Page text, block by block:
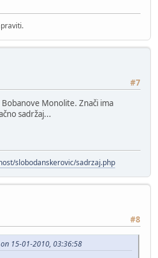
#7
Monolite. Znači ima
sadržaj...
slobodanskerovic/sadrzaj.php
#8
15-01-2010, 03:36:58